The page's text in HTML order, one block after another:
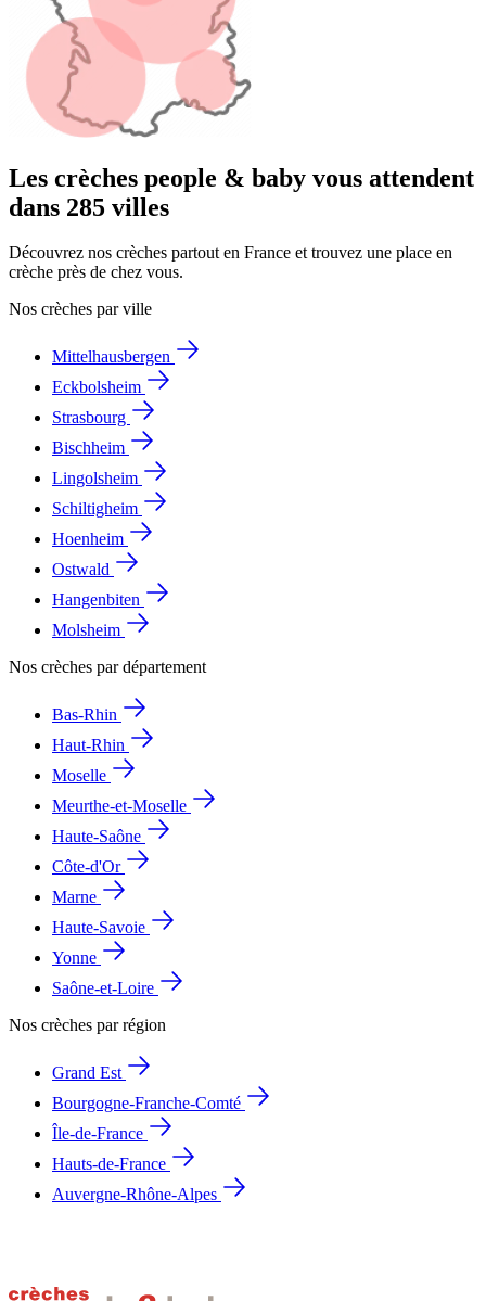
Les crèches people & baby vous attendent
dans 285 villes
Découvrez nos crèches partout en France et trouvez une place en
crèche près de chez vous.
Nos crèches par ville
Mittelhausbergen
Eckbolsheim
Strasbourg
Bischheim
Lingolsheim
Schiltigheim
Hoenheim
Ostwald
Hangenbiten
Molsheim
Nos crèches par département
Bas-Rhin
Haut-Rhin
Moselle
Meurthe-et-Moselle
Haute-Saône
Côte-d'Or
Marne
Haute-Savoie
Yonne
Saône-et-Loire
Nos crèches par région
Grand Est
Bourgogne-Franche-Comté
Île-de-France
Hauts-de-France
Auvergne-Rhône-Alpes